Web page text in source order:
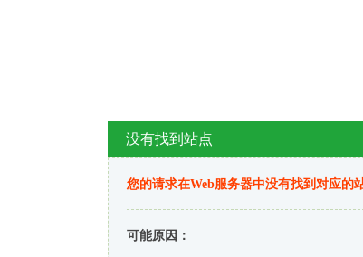
没有找到站点
您的请求在Web服务器中没有找到对应的
可能原因：